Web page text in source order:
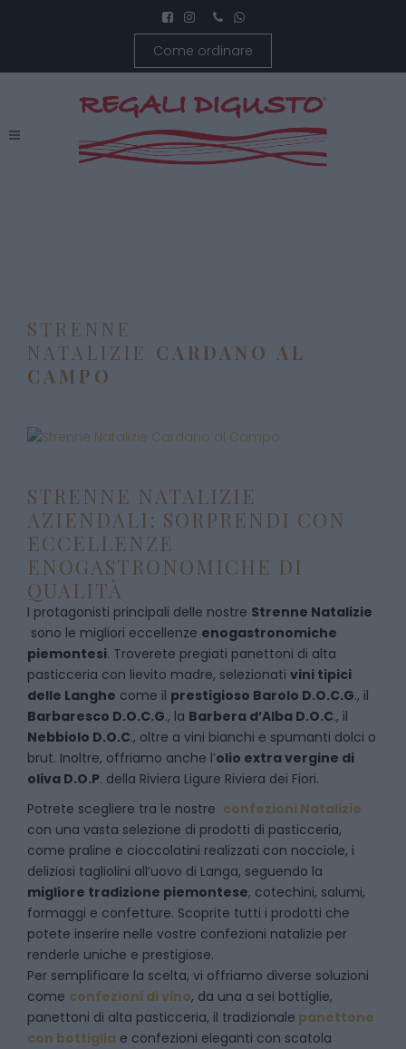
Come ordinare
STRENNE
NATALIZIE CARDANO AL
CAMPO
STRENNE NATALIZIE
AZIENDALI: SORPRENDI CON
ECCELLENZE
ENOGASTRONOMICHE DI
QUALITÀ
I protagonisti principali delle nostre Strenne Natalizie
sono le migliori eccellenze enogastronomiche
piemontesi. Troverete pregiati panettoni di alta
pasticceria con lievito madre, selezionati vini tipici
delle Langhe come il prestigioso Barolo D.O.C.G., il
Barbaresco D.O.C.G., la Barbera d’Alba D.O.C., il
Nebbiolo D.O.C., oltre a vini bianchi e spumanti dolci o
brut. Inoltre, offriamo anche l’olio extra vergine di
oliva D.O.P. della Riviera Ligure Riviera dei Fiori.
Potrete scegliere tra le nostre confezioni Natalizie
con una vasta selezione di prodotti di pasticceria,
come praline e cioccolatini realizzati con nocciole, i
deliziosi tagliolini all’uovo di Langa, seguendo la
migliore tradizione piemontese, cotechini, salumi,
formaggi e confetture. Scoprite tutti i prodotti che
potete inserire nelle vostre confezioni natalizie per
renderle uniche e prestigiose.
Per semplificare la scelta, vi offriamo diverse soluzioni
come confezioni di vino, da una a sei bottiglie,
panettoni di alta pasticceria, il tradizionale panettone
con bottiglia e confezioni eleganti con scatola